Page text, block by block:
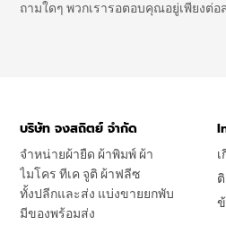
ถามใดๆ พวกเรารอตอบคุณอยู่เพียงต่อ
บริษัท จงสถิตย์ จำกัด
จำหน่ายผ้ายืด ผ้าพิมพ์ ผ้า
ไมโคร ทีเค จูติ ผ้าฟลีซ
ทั้งปลีกและส่ง แบ่งขายยกพับ
มีของพร้อมส่ง